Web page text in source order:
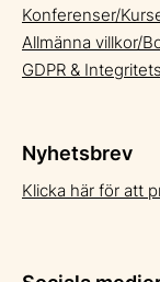
Konferenser/
Allmänna villkor/
GDPR &
Nyhetsbrev
Klicka här för att